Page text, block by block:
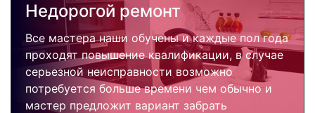
Недорогой ремонт
Все мастера наши обучены и каждые пол года
проходят повышение квалификации, в случае
серьезной неисправности возможно
потребуется больше времени чем обычно и
мастер предложит вариант забрать